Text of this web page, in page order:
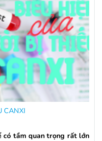
CANXI
có tầm quan trọng rất lớn